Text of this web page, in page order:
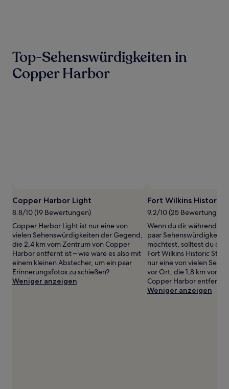
Top-Sehenswürdigkeiten in
Copper Harbor
Copper Harbor Light
8.8/10 (19 Bewertungen)
Copper Harbor Light ist nur eine von
vielen Sehenswürdigkeiten der Gegend,
die 2,4 km vom Zentrum von Copper
Harbor entfernt ist – wie wäre es also mit
einem kleinen Abstecher, um ein paar
Erinnerungsfotos zu schießen?
Weniger anzeigen
Fort Wilkins Historic
9.2/10 (25 Bewertungen)
Wenn du dir während
paar
möchtest, solltest du
Fort Wilkins Historic
nur eine von vielen
vor Ort, die 1,8 km vom
Copper Harbor entfernt
Weniger anzeigen